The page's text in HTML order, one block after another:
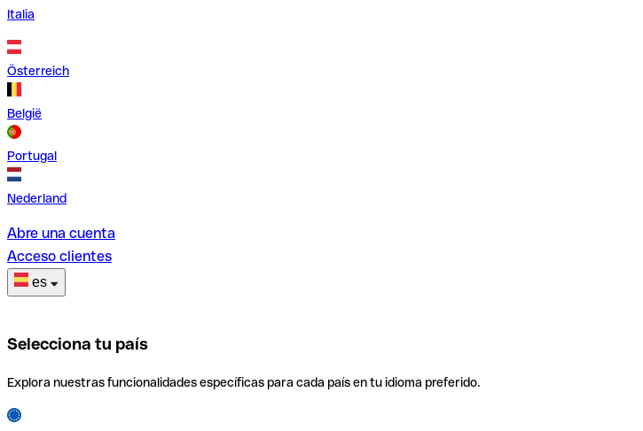
Italia
Österreich
België
Portugal
Nederland
Abre una cuenta
Acceso clientes
es
Selecciona tu país
Explora nuestras funcionalidades específicas para cada país en tu idioma preferido.